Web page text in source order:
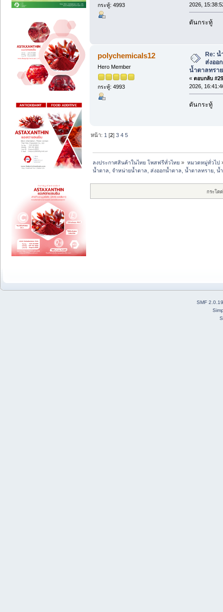
กระทู้: 4993
2026,
ดันกระทู้
polychemicals12
Hero Member
กระทู้: 4993
Re: น้
ส่งออ
น้ำตาลทรา
« ตอบกลับ
2026,
ดันกระทู้
หน้า: 1 [2]3 4 5
ลงประกาศสินค้าในไทย โพสฟรีทั่วไทย » หมวดหมู่ทั่วไป
น้ำตาล, จำหน่ายน้ำตาล, ส่งออกน้ำตาล, น้ำตาลทราย, น้
กระโด
SMF 2.0.19